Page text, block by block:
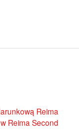
Reima
Reima Second